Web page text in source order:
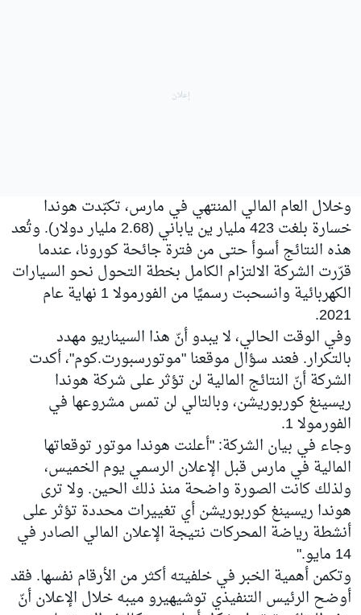
وخلال العام المالي المنتهي في مارس، تكبّدت هوندا
خسارة بلغت 423 مليار ين ياباني (2.68 مليار دولار). وتُعد
هذه النتائج أسوأ حتى من فترة جائحة كورونا، عندما
قرّرت الشركة الالتزام الكامل بخطة التحول نحو السيارات
الكهربائية وانسحبت رسميًا من الفورمولا 1 نهاية عام
2021.
وفي الوقت الحالي، لا يبدو أنّ هذا السيناريو مهدد
بالتكرار. فعند سؤال موقعنا "موتورسبورت.كوم"، أكدت
الشركة أنّ النتائج المالية لن تؤثر على شركة هوندا
ريسينغ كوربوريشن، وبالتالي لن تمس مشروعها في
الفورمولا 1.
وجاء في بيان الشركة: "أعلنت هوندا موتور توقعاتها
المالية في مارس قبل الإعلان الرسمي يوم الخميس،
ولذلك كانت الصورة واضحة منذ ذلك الحين. ولا ترى
هوندا ريسينغ كوربوريشن أي تغييرات محددة تؤثر على
أنشطة رياضة المحركات نتيجة الإعلان المالي الصادر في
14 مايو."
وتكمن أهمية الخبر في خلفيته أكثر من الأرقام نفسها. فقد
أوضح الرئيس التنفيذي توشيهيرو ميبه خلال الإعلان أنّ